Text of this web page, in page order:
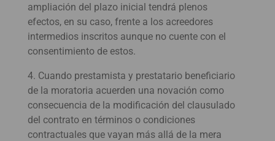
ampliación del plazo inicial tendrá plenos
efectos, en su caso, frente a los acreedores
intermedios inscritos aunque no cuente con el
consentimiento de estos.
4. Cuando prestamista y prestatario beneficiario
de la moratoria acuerden una novación como
consecuencia de la modificación del clausulado
del contrato en términos o condiciones
contractuales que vayan más allá de la mera